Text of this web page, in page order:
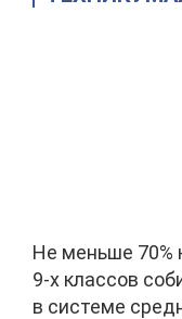
Не меньше 70%
9-х классов
в системе